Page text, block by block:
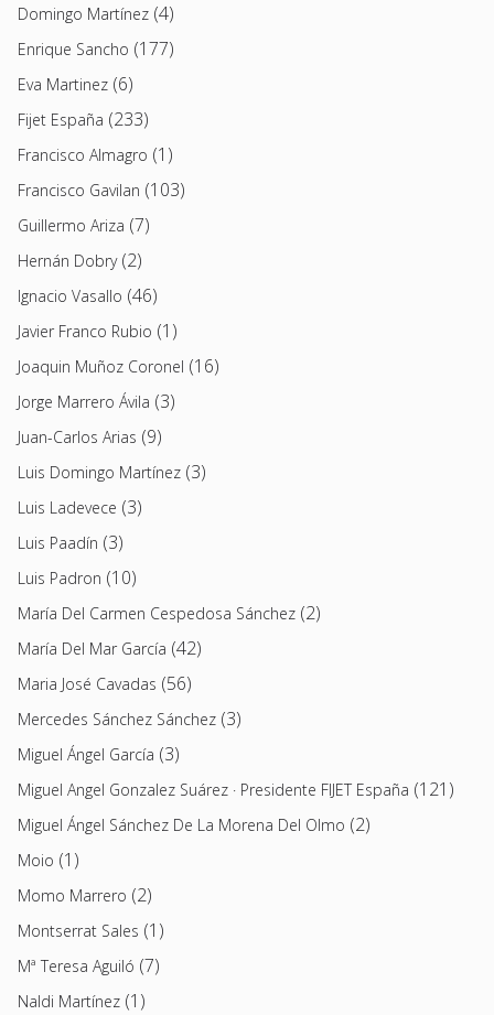
Domingo Martínez (4)
Enrique Sancho (177)
Eva Martinez (6)
Fijet España (233)
Francisco Almagro (1)
Francisco Gavilan (103)
Guillermo Ariza (7)
Hernán Dobry(2)
Ignacio Vasallo (46)
Javier Franco Rubio (1)
Joaquin Muñoz Coronel (16)
Jorge Marrero Ávila (3)
Juan-Carlos Arias (9)
Luis Domingo Martínez (3)
Luis Ladevece (3)
Luis Paadín (3)
Luis Padron (10)
María Del Carmen Cespedosa Sánchez (2)
María Del Mar García (42)
Maria José Cavadas (56)
Mercedes Sánchez Sánchez (3)
Miguel Ángel García (3)
Miguel Angel Gonzalez Suárez · Presidente FIJET España (121)
Miguel Ángel Sánchez De La Morena Del Olmo (2)
Moio (1)
Momo Marrero (2)
Montserrat Sales (1)
Mª Teresa Aguiló (7)
Naldi Martínez (1)